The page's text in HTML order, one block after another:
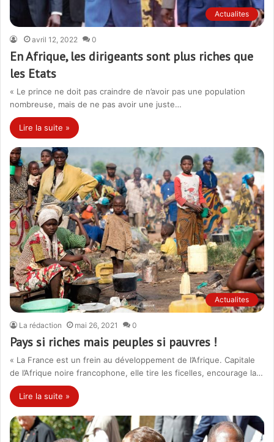
Actualites
avril 12, 2022 0
En Afrique, les dirigeants sont plus riches que
les Etats
« Le prince ne doit pas craindre de n’avoir pas une population
nombreuse, mais de ne pas avoir une juste…
Lire la suite »
Actualites
La rédaction mai 26, 2021 0
Pays si riches mais peuples si pauvres !
« La France est un frein au développement de l’Afrique. Capitale
de l’Afrique noire francophone, elle tire les ficelles, encourage la…
Lire la suite »